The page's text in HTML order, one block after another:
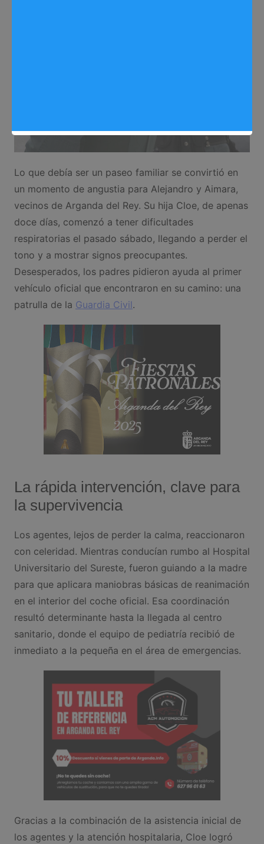
Lo que debía ser un paseo familiar se convirtió en
un momento de angustia para Alejandro y Aimara,
vecinos de Arganda del Rey. Su hija Cloe, de apenas
doce días, comenzó a tener dificultades
respiratorias el pasado sábado, llegando a perder el
tono y a mostrar signos preocupantes.
Desesperados, los padres pidieron ayuda al primer
vehículo oficial que encontraron en su camino: una
patrulla de la Guardia Civil.
La rápida intervención, clave para
la supervivencia
Los agentes, lejos de perder la calma, reaccionaron
con celeridad. Mientras conducían rumbo al Hospital
Universitario del Sureste, fueron guiando a la madre
para que aplicara maniobras básicas de reanimación
en el interior del coche oficial. Esa coordinación
resultó determinante hasta la llegada al centro
sanitario, donde el equipo de pediatría recibió de
inmediato a la pequeña en el área de emergencias.
Gracias a la combinación de la asistencia inicial de
los agentes y la atención hospitalaria, Cloe logró